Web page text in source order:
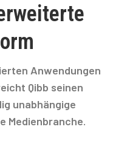
Anwendungen
Qibb seinen
unabhängige
Medienbranche.